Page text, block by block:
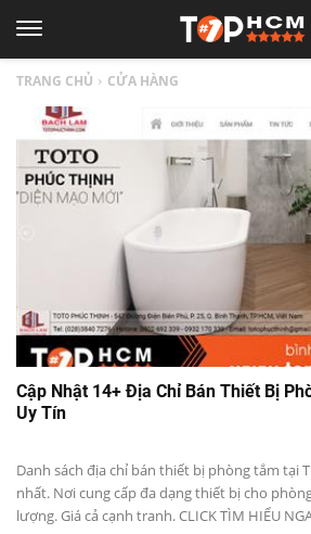
HCM
địa
điểm,
dịch
TRANG CHỦ CỬA HÀNG
Cập Nhật 14+ Địa Chỉ Bán Thiết Bị
Uy Tín
Danh sách địa chỉ bán thiết bị phòng tắm tại
nhất. Nơi cung cấp đa dạng thiết bị cho
lượng. Giá cả cạnh tranh. CLICK TÌM HIỂU